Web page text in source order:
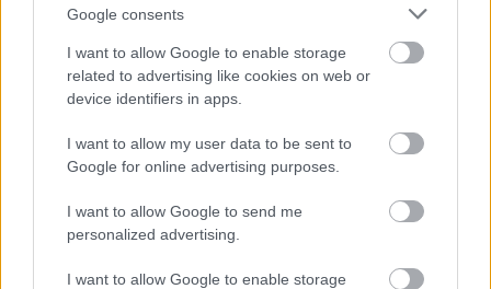
Google consents
I want to allow Google to enable storage
related to advertising like cookies on web or
device identifiers in apps.
I want to allow my user data to be sent to
Google for online advertising purposes.
I want to allow Google to send me
personalized advertising.
I want to allow Google to enable storage